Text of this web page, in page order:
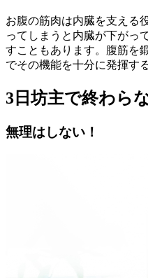
お腹の筋肉は内臓を支える
ってしまうと内臓が下がっ
すこともあります。腹筋を
でその機能を十分に発揮す
3日坊主で終わら
無理はしない！